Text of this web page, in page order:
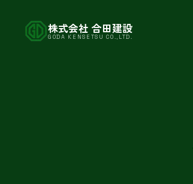
株式会社 合田建設
GODA KENSETSU CO.,LTD.